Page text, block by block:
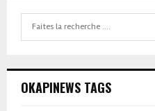
OKAPINEWS TAGS